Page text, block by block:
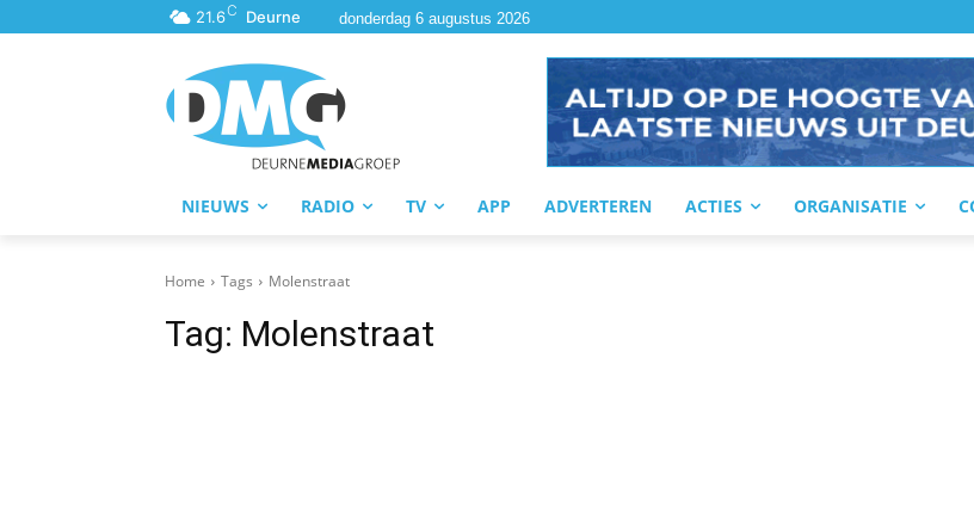
21.6C Deurne donderdag 6 augustus 2026
NIEUWS RADIO TV APP ADVERTEREN ACTIES ORGANISATIE
Home Tags Molenstraat
Tag: Molenstraat